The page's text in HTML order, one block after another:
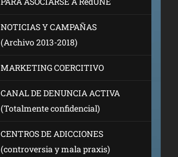
NOTICIAS Y CAMPAÑAS
(Archivo 2013-2018)
MARKETING COERCITIVO
CANAL DE DENUNCIA ACTIVA
(Totalmente confidencial)
CENTROS DE ADICCIONES
(controversia y mala praxis)